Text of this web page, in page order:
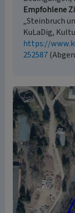
Empfohlene
„Steinbruch
KuLaDig,
https://
252587